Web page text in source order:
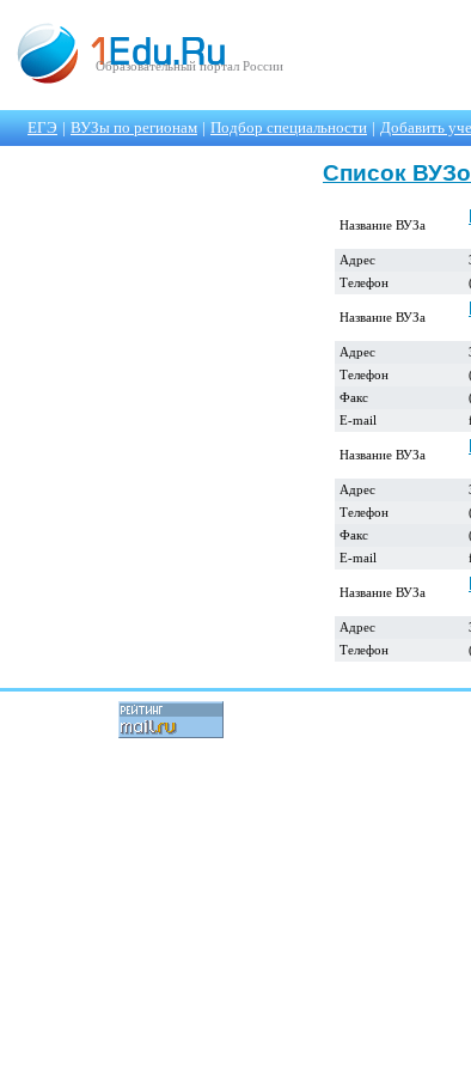
Образовательный портал России
ЕГЭ | ВУЗы по регионам | Подбор специальности | Добавить
Список
Название ВУЗа
Адрес
Телефон
Название ВУЗа
Адрес
Телефон
Факс
E-mail
Название ВУЗа
Адрес
Телефон
Факс
E-mail
Название ВУЗа
Адрес
Телефон